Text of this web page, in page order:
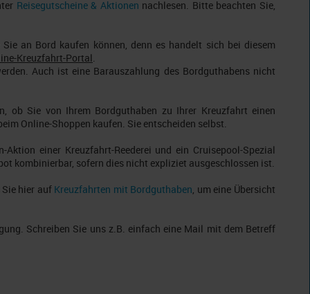
Reisegutscheine & Aktionen nachlesen. Bitte beachten Sie,
an Bord kaufen können, denn es handelt sich bei diesem
Kreuzfahrt-Portal.
Auch ist eine Barauszahlung des Bordguthabens nicht
ob Sie von Ihrem Bordguthaben zu Ihrer Kreuzfahrt einen
Online-Shoppen kaufen. Sie entscheiden selbst.
einer Kreuzfahrt-Reederei und ein Cruisepool-Spezial
kombinierbar, sofern dies nicht expliziet ausgeschlossen ist.
hier auf Kreuzfahrten mit Bordguthaben, um eine Übersicht
Schreiben Sie uns z.B. einfach eine Mail mit dem Betreff